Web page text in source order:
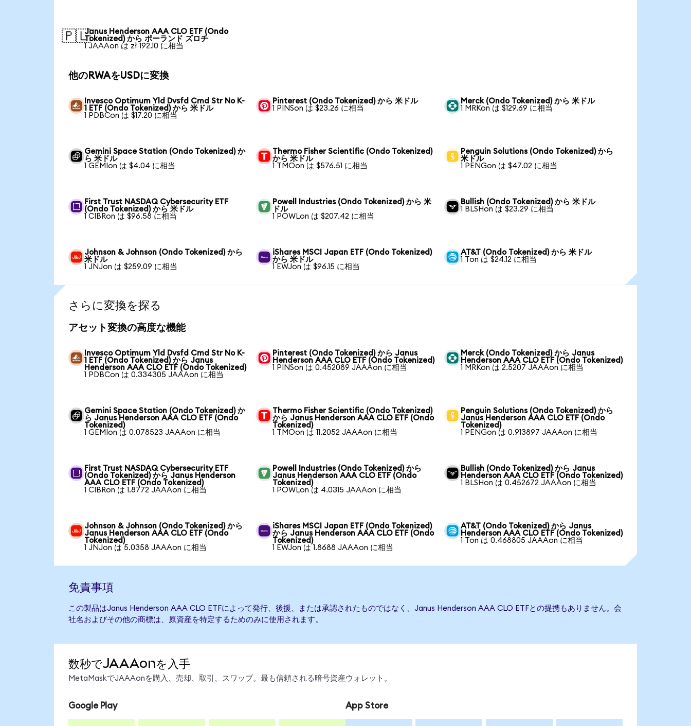
🇵🇱Janus Henderson AAA CLO ETF (Ondo
Tokenized) から ポーランド ズロチ
1 JAAAon は zł 192.10 に相当
他のRWAをUSDに変換
Invesco Optimum Yld Dvsfd Cmd Str No K-
1 ETF (Ondo Tokenized) から 米ドル
1 PDBCon は $17.20 に相当
Pinterest (Ondo Tokenized) から 米ドル
1 PINSon は $23.26 に相当
Merck (Ondo Tokenized) から 米ドル
1 MRKon は $129.69 に相当
Gemini Space Station (Ondo Tokenized) か
ら 米ドル
1 GEMIon は $4.04 に相当
Thermo Fisher Scientific (Ondo Tokenized)
から 米ドル
1 TMOon は $576.51 に相当
Penguin Solutions (Ondo Tokenized) から
米ドル
1 PENGon は $47.02 に相当
First Trust NASDAQ Cybersecurity ETF
(Ondo Tokenized) から 米ドル
1 CIBRon は $96.58 に相当
Powell Industries (Ondo Tokenized) から 米
ドル
1 POWLon は $207.42 に相当
Bullish (Ondo Tokenized) から 米ドル
1 BLSHon は $23.29 に相当
Johnson & Johnson (Ondo Tokenized) から
米ドル
1 JNJon は $259.09 に相当
iShares MSCI Japan ETF (Ondo Tokenized)
から 米ドル
1 EWJon は $96.15 に相当
AT&T (Ondo Tokenized) から 米ドル
1 Ton は $24.12 に相当
さらに変換を探る
アセット変換の高度な機能
Invesco Optimum Yld Dvsfd Cmd Str No K-
1 ETF (Ondo Tokenized) から Janus
Henderson AAA CLO ETF (Ondo Tokenized)
1 PDBCon は 0.334305 JAAAon に相当
Pinterest (Ondo Tokenized) から Janus
Henderson AAA CLO ETF (Ondo Tokenized)
1 PINSon は 0.452089 JAAAon に相当
Merck (Ondo Tokenized) から Janus
Henderson AAA CLO ETF (Ondo Tokenized)
1 MRKon は 2.5207 JAAAon に相当
Gemini Space Station (Ondo Tokenized) か
ら Janus Henderson AAA CLO ETF (Ondo
Tokenized)
1 GEMIon は 0.078523 JAAAon に相当
Thermo Fisher Scientific (Ondo Tokenized)
から Janus Henderson AAA CLO ETF (Ondo
Tokenized)
1 TMOon は 11.2052 JAAAon に相当
Penguin Solutions (Ondo Tokenized) から
Janus Henderson AAA CLO ETF (Ondo
Tokenized)
1 PENGon は 0.913897 JAAAon に相当
First Trust NASDAQ Cybersecurity ETF
(Ondo Tokenized) から Janus Henderson
AAA CLO ETF (Ondo Tokenized)
1 CIBRon は 1.8772 JAAAon に相当
Powell Industries (Ondo Tokenized) から
Janus Henderson AAA CLO ETF (Ondo
Tokenized)
1 POWLon は 4.0315 JAAAon に相当
Bullish (Ondo Tokenized) から Janus
Henderson AAA CLO ETF (Ondo Tokenized)
1 BLSHon は 0.452672 JAAAon に相当
Johnson & Johnson (Ondo Tokenized) から
Janus Henderson AAA CLO ETF (Ondo
Tokenized)
1 JNJon は 5.0358 JAAAon に相当
iShares MSCI Japan ETF (Ondo Tokenized)
から Janus Henderson AAA CLO ETF (Ondo
Tokenized)
1 EWJon は 1.8688 JAAAon に相当
AT&T (Ondo Tokenized) から Janus
Henderson AAA CLO ETF (Ondo Tokenized)
1 Ton は 0.468805 JAAAon に相当
免責事項
この製品はJanus Henderson AAA CLO ETFによって発行、後援、または承認されたものではなく、Janus Henderson AAA CLO ETFとの提携もありません。会
社名およびその他の商標は、原資産を特定するためのみに使用されます。
数秒でJAAAonを入手
MetaMaskでJAAAonを購入、売却、取引、スワップ。最も信頼される暗号資産ウォレット。
Google Play App Store